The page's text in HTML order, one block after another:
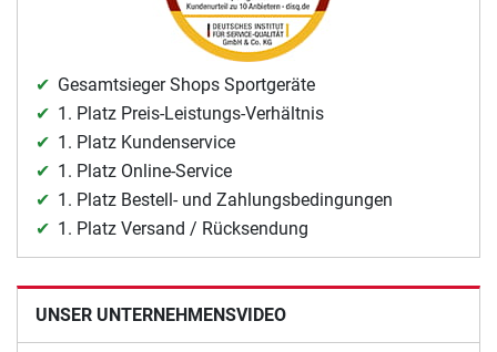
Gesamtsieger Shops Sportgeräte
1. Platz Preis-Leistungs-Verhältnis
1. Platz Kundenservice
1. Platz Online-Service
1. Platz Bestell- und Zahlungsbedingungen
1. Platz Versand / Rücksendung
UNSER UNTERNEHMENSVIDEO